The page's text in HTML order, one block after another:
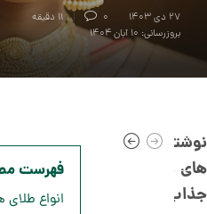
۲۷ دی ۱۴۰۳ 0
11 دقیقه
بروزرسانی: ۱۰ آبان ۱۴۰۴
فهرست
انواع
نوشته
های
جذاب